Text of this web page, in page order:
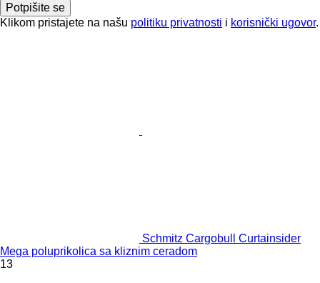
Potpišite se
Klikom pristajete na našu politiku privatnosti i korisnički ugovor.
Schmitz Cargobull Curtainsider
Mega poluprikolica sa kliznim ceradom
13